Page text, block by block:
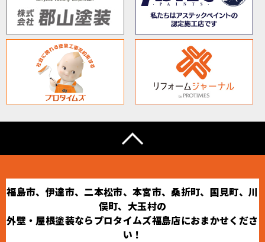
福島市、伊達市、二本松市、本宮市、桑折町、国見町、川
俣町、大玉村の
外壁・屋根塗装ならプロタイムズ福島店におまかせくださ
い！